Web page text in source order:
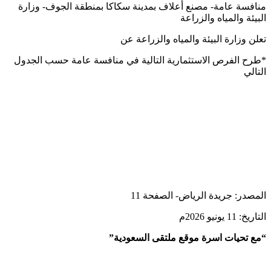
عامة- مصنع أعلاف بمدينة سكاكا بمنطقة الجوف- وزارة
والمياه والزراعة
وزارة البيئة والمياه والزراعة عن
الفرص الاستثمارية التالية في منافسة عامة حسب الجدول
جريدة الرياض- الصفحة 11
2026م
تحيات اسرة موقع ملتقى السعودية”